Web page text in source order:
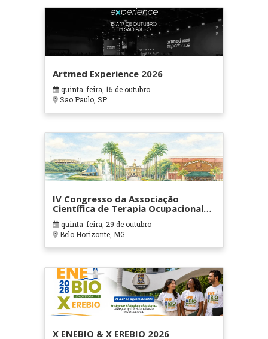
Artmed Experience 2026
quinta-feira, 15 de outubro
Sao Paulo, SP
IV Congresso da Associação
Científica de Terapia Ocupacional
em Contextos Hospitalares e
Cuidados Paliativos - ATOHOSP
quinta-feira, 29 de outubro
Belo Horizonte, MG
X ENEBIO & X EREBIO 2026